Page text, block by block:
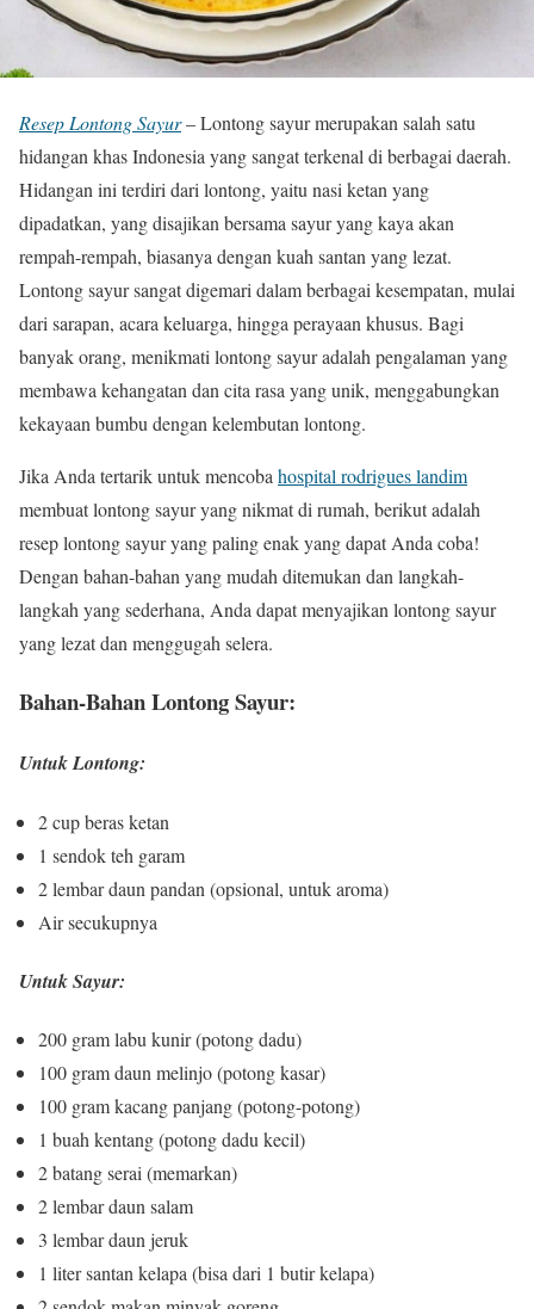
Resep Lontong Sayur– Lontong sayur merupakan salah satu
hidangan khas Indonesia yang sangat terkenal di berbagai daerah.
Hidangan ini terdiri dari lontong, yaitu nasi ketan yang
dipadatkan, yang disajikan bersama sayur yang kaya akan
rempah-rempah, biasanya dengan kuah santan yang lezat.
Lontong sayur sangat digemari dalam berbagai kesempatan, mulai
dari sarapan, acara keluarga, hingga perayaan khusus. Bagi
banyak orang, menikmati lontong sayur adalah pengalaman yang
membawa kehangatan dan cita rasa yang unik, menggabungkan
kekayaan bumbu dengan kelembutan lontong.
Jika Anda tertarik untuk mencobahospital rodrigues landim
membuat lontong sayur yang nikmat di rumah, berikut adalah
resep lontong sayur yang paling enak yang dapat Anda coba!
Dengan bahan-bahan yang mudah ditemukan dan langkah-
langkah yang sederhana, Anda dapat menyajikan lontong sayur
yang lezat dan menggugah selera.
Bahan-Bahan Lontong Sayur:
Untuk Lontong:
2 cup beras ketan
1 sendok teh garam
2 lembar daun pandan (opsional, untuk aroma)
Air secukupnya
Untuk Sayur:
200 gram labu kunir (potong dadu)
100 gram daun melinjo (potong kasar)
100 gram kacang panjang (potong-potong)
1 buah kentang (potong dadu kecil)
2 batang serai (memarkan)
2 lembar daun salam
3 lembar daun jeruk
1 liter santan kelapa (bisa dari 1 butir kelapa)